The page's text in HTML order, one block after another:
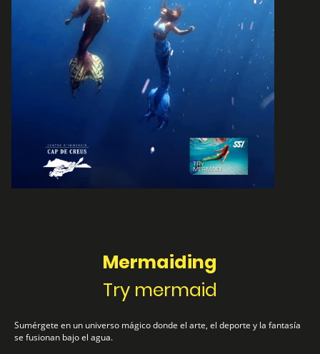
Mermaiding
Try mermaid
Sumérgete en un universo mágico donde el arte, el deporte y la fantasía
se fusionan bajo el agua.